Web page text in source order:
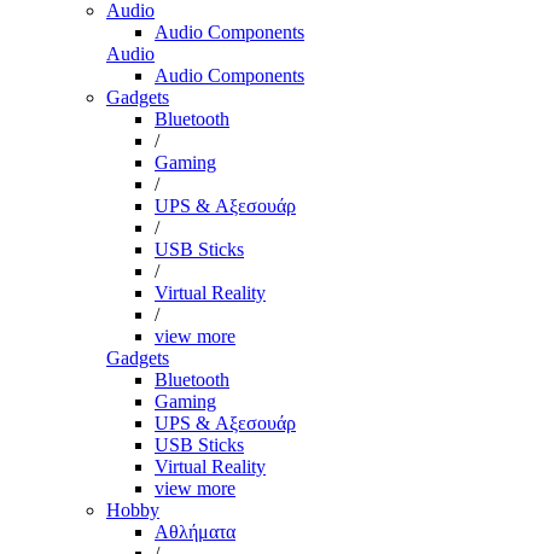
Audio
Audio Components
Audio
Audio Components
Gadgets
Bluetooth
/
Gaming
/
UPS & Αξεσουάρ
/
USB Sticks
/
Virtual Reality
/
view more
Gadgets
Bluetooth
Gaming
UPS & Αξεσουάρ
USB Sticks
Virtual Reality
view more
Hobby
Αθλήματα